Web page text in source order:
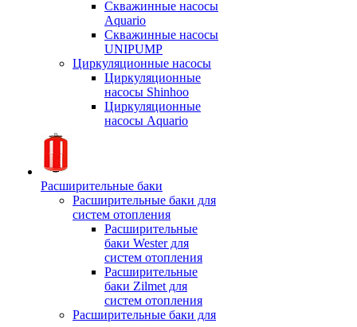
Скважинные насосы
Aquario
Скважинные насосы
UNIPUMP
Циркуляционные насосы
Циркуляционные
насосы Shinhoo
Циркуляционные
насосы Aquario
Расширительные баки
Расширительные баки для
систем отопления
Расширительные
баки Wester для
систем отопления
Расширительные
баки Zilmet для
систем отопления
Расширительные баки для